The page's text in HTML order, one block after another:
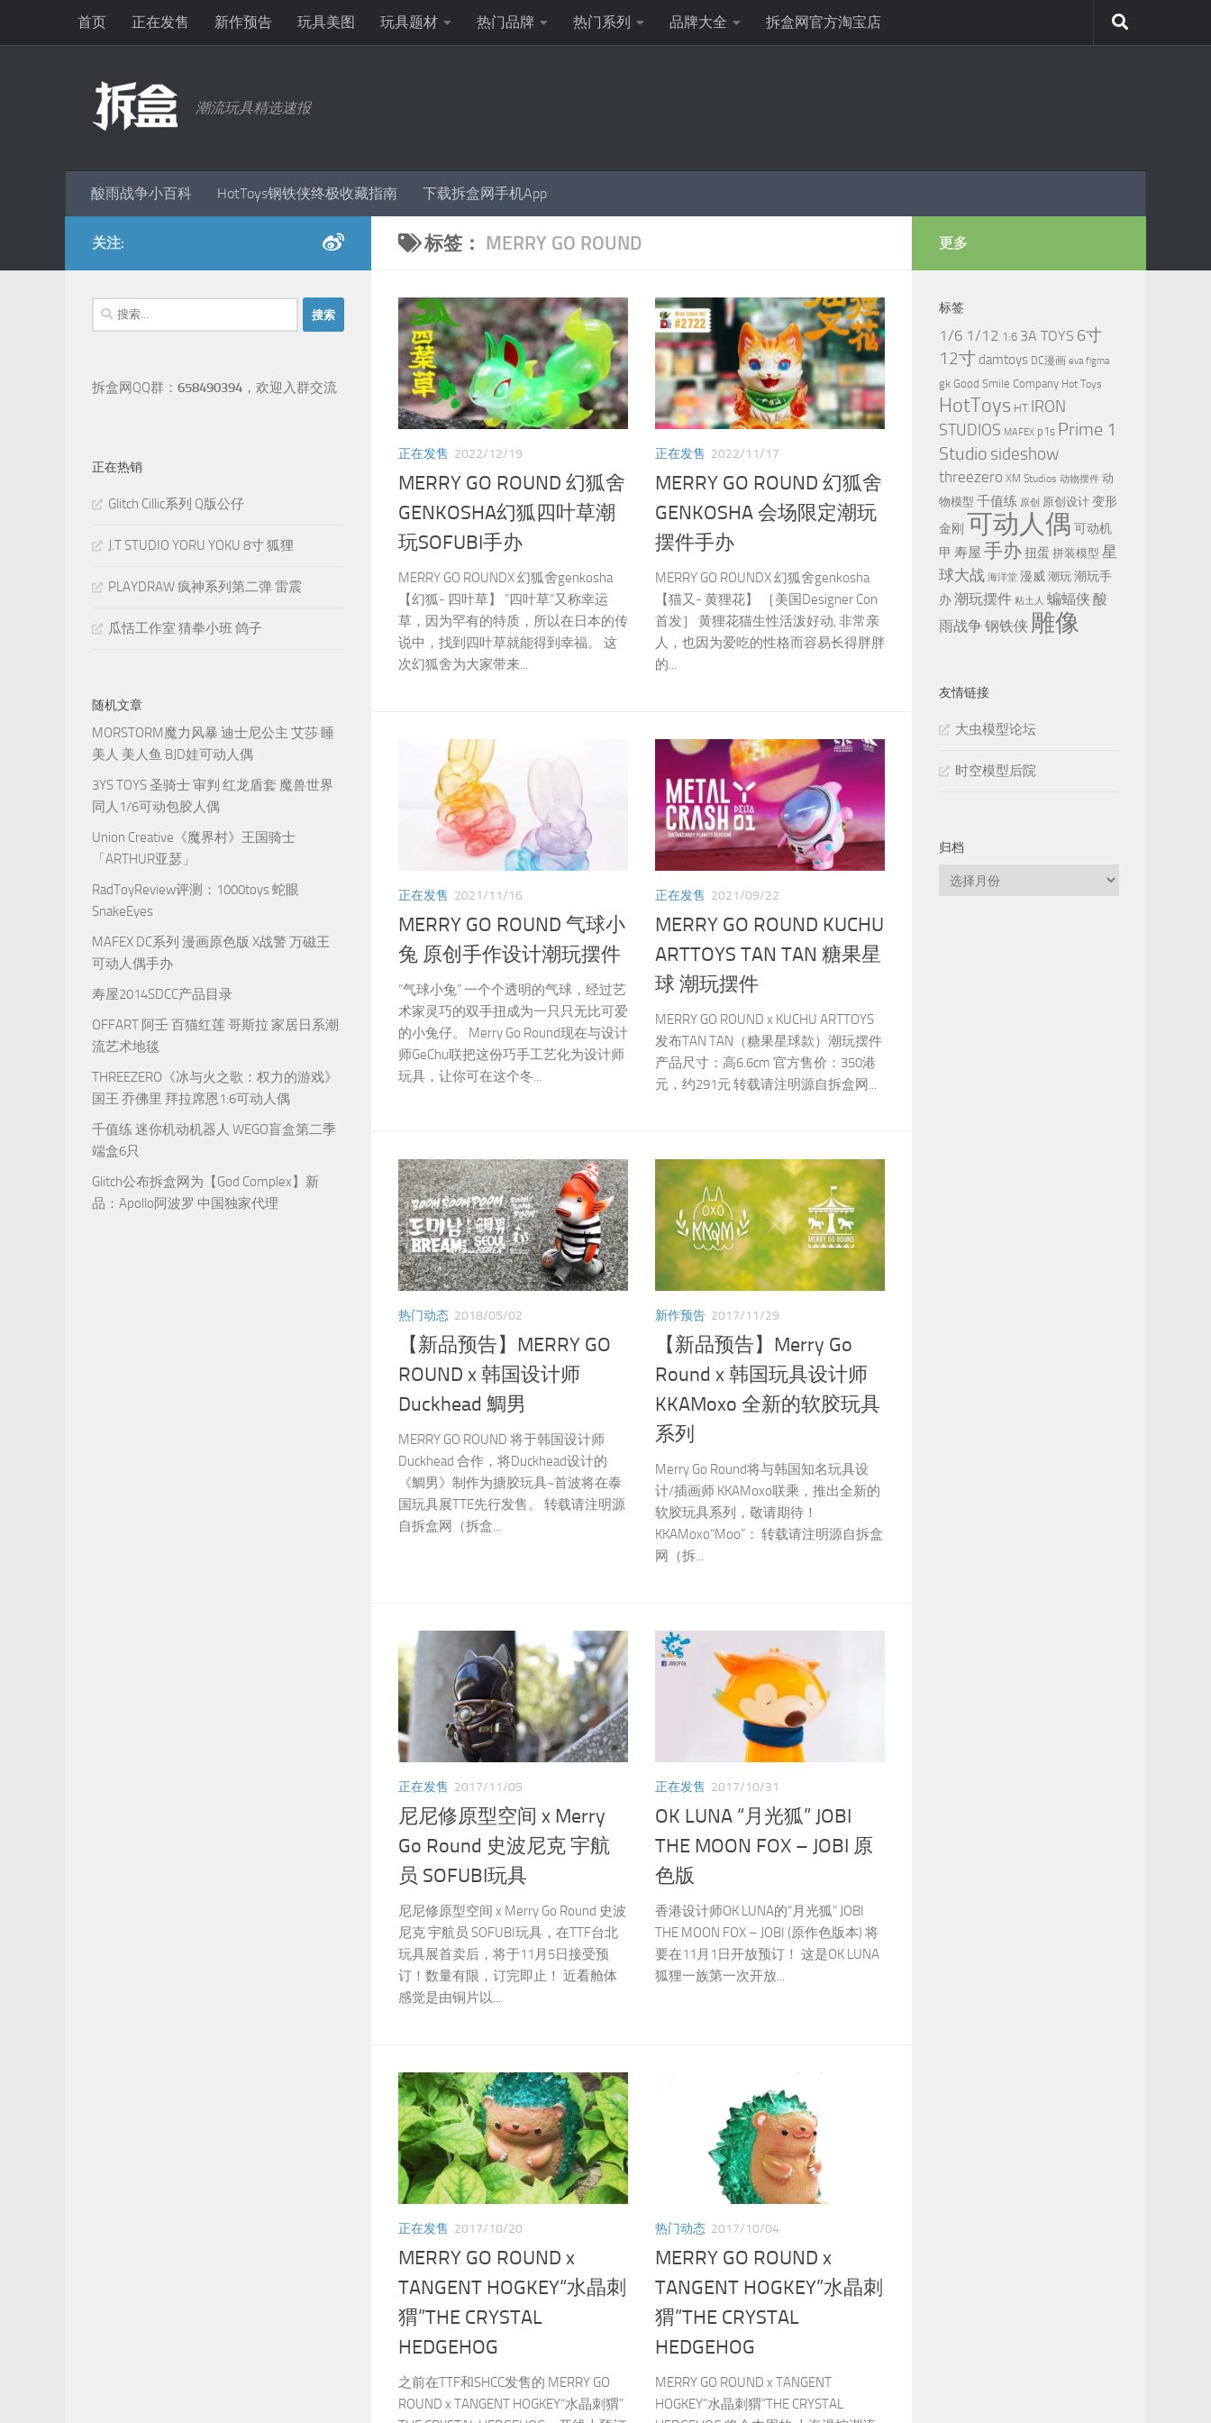
跳至内容首页 正在发售 新作预告 玩具美图 玩具题材 热门品牌 热门系列 品牌大全 拆盒网官方淘宝店
潮流玩具精选速报
酸雨战争小百科 HotToys钢铁侠终极收藏指南 下载拆盒网手机App
标签： MERRY GO ROUND
正在发售 2022/12/19
MERRY GO ROUND 幻狐舍
GENKOSHA幻狐四叶草潮
玩SOFUBI手办
MERRY GO ROUNDX 幻狐舍genkosha
【幻狐- 四叶草】 ”四叶草”又称幸运
草，因为罕有的特质，所以在日本的传
说中，找到四叶草就能得到幸福。 这
次幻狐舍为大家带来...
正在发售 2022/11/17
MERRY GO ROUND 幻狐舍
GENKOSHA 会场限定潮玩
摆件手办
MERRY GO ROUNDX 幻狐舍genkosha
【猫又- 黄狸花】 ［美国Designer Con
首发］ 黄狸花猫生性活泼好动, 非常亲
人，也因为爱吃的性格而容易长得胖胖
的...
正在发售 2021/11/16
MERRY GO ROUND 气球小
兔 原创手作设计潮玩摆件
“气球小兔” 一个个透明的气球，经过艺
术家灵巧的双手扭成为一只只无比可爱
的小兔仔。 Merry Go Round现在与设计
师GeChu联把这份巧手工艺化为设计师
玩具，让你可在这个冬...
正在发售 2021/09/22
MERRY GO ROUND KUCHU
ARTTOYS TAN TAN 糖果星
球 潮玩摆件
MERRY GO ROUND x KUCHU ARTTOYS
发布TAN TAN（糖果星球款）潮玩摆件
产品尺寸：高6.6cm 官方售价：350港
元，约291元 转载请注明源自拆盒网...
热门动态 2018/05/02
【新品预告】MERRY GO
ROUND x 韩国设计师
Duckhead 鯛男
MERRY GO ROUND 将于韩国设计师
Duckhead 合作，将Duckhead设计的
《鯛男》制作为搪胶玩具~首波将在泰
国玩具展TTE先行发售。 转载请注明源
自拆盒网（拆盒...
新作预告 2017/11/29
【新品预告】Merry Go
Round x 韩国玩具设计师
KKAMoxo 全新的软胶玩具
系列
Merry Go Round将与韩国知名玩具设
计/插画师 KKAMoxo联乘，推出全新的
软胶玩具系列，敬请期待！
KKAMoxo“Moo”： 转载请注明源自拆盒
网（拆...
正在发售 2017/11/05
尼尼修原型空间 x Merry
Go Round 史波尼克 宇航
员 SOFUBI玩具
尼尼修原型空间 x Merry Go Round 史波
尼克 宇航员 SOFUBI玩具，在TTF台北
玩具展首卖后，将于11月5日接受预
订！数量有限，订完即止！ 近看舱体
感觉是由铜片以...
正在发售 2017/10/31
OK LUNA “月光狐” JOBI
THE MOON FOX – JOBI 原
色版
香港设计师OK LUNA的“月光狐” JOBI
THE MOON FOX – JOBI (原作色版本) 将
要在11月1日开放预订！ 这是OK LUNA
狐狸一族第一次开放...
正在发售 2017/10/20
MERRY GO ROUND x
TANGENT HOGKEY“水晶刺
猬”THE CRYSTAL
HEDGEHOG
之前在TTF和SHCC发售的 MERRY GO
ROUND x TANGENT HOGKEY“水晶刺猬”
热门动态 2017/10/04
MERRY GO ROUND x
TANGENT HOGKEY”水晶刺
猬”THE CRYSTAL
HEDGEHOG
MERRY GO ROUND x TANGENT
HOGKEY”水晶刺猬”THE CRYSTAL
关注:
搜
索：
拆盒网QQ群： 658490394 ，欢迎入群交流
正在热销
Glitch Cillic系列 Q版公仔
J.T STUDIO YORU YOKU 8寸 狐狸
PLAYDRAW 疯神系列第二弹 雷震
瓜恬工作室 猜拳小班 鸽子
随机文章
MORSTORM魔力风暴 迪士尼公主 艾莎 睡
美人 美人鱼 BJD娃可动人偶
3YS TOYS 圣骑士 审判 红龙盾套 魔兽世界
同人1/6可动包胶人偶
Union Creative《魔界村》王国骑士
「ARTHUR亚瑟」
RadToyReview评测：1000toys 蛇眼
SnakeEyes
MAFEX DC系列 漫画原色版 X战警 万磁王
可动人偶手办
寿屋2014SDCC产品目录
OFFART 阿壬 百猫红莲 哥斯拉 家居日系潮
流艺术地毯
THREEZERO《冰与火之歌：权力的游戏》
国王 乔佛里 拜拉席恩1:6可动人偶
千值练 迷你机动机器人 WEGO盲盒第二季
端盒6只
Glitch公布拆盒网为【God Complex】新
品：Apollo阿波罗 中国独家代理
更多
标签
1/6 1/12 1:6 3A TOYS 6寸
12寸 damtoys DC漫画 eva figma
gk Good Smile Company Hot Toys
HotToys HT IRON
STUDIOS MAFEX p1s Prime 1
Studio sideshow
threezero XM Studios 动物摆件 动
物模型 千值练 原创 原创设计 变形
金刚 可动人偶 可动机
甲 寿屋 手办扭蛋 拼装模型 星
球大战 海洋堂 漫威 潮玩 潮玩手
办潮玩摆件 粘土人 蝙蝠侠酸
雨战争钢铁侠 雕像
友情链接
大虫模型论坛
时空模型后院
归档
归